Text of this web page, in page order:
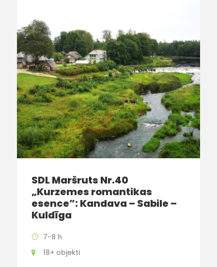
SDL Maršruts Nr.40
„Kurzemes romantikas
esence”: Kandava – Sabile –
Kuldīga
7-8 h
18+ objekti